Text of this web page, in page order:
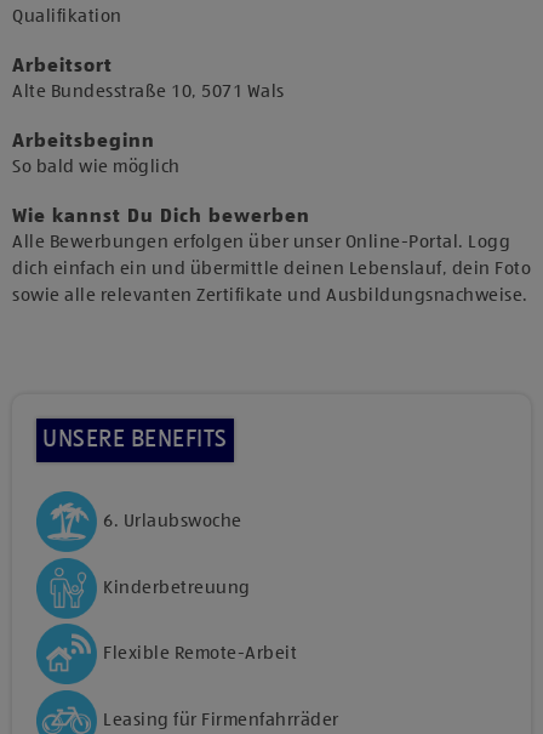
Qualifikation
Arbeitsort
​Alte Bundesstraße 10, 5071 Wals​
Arbeitsbeginn
​So bald wie möglich​
Wie kannst Du Dich bewerben
Alle Bewerbungen erfolgen über unser Online-Portal. Logg
dich einfach ein und übermittle deinen Lebenslauf, dein Foto
sowie alle relevanten Zertifikate und Ausbildungsnachweise.
UNSERE BENEFITS
6. Urlaubswoche
Kinderbetreuung
Flexible Remote-Arbeit
Leasing für Firmenfahrräder